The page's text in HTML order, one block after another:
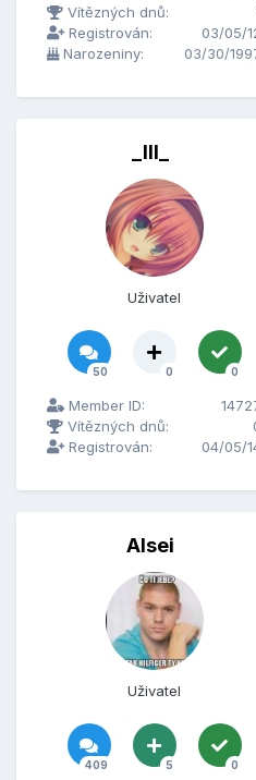
Vítězných dnů:
Registrován:
03/05/
Narozeniny:
03/30/
_Ill_
Uživatel
50 0 0
Member ID:
Vítězných dnů:
Registrován:
04/05/
Alsei
Uživatel
409 5 0